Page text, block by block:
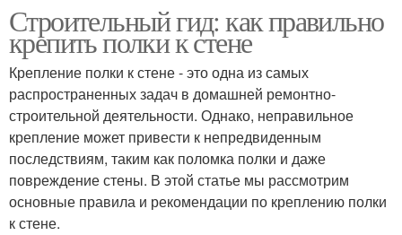
Строительный гид: как правильно
крепить полки к стене
Крепление полки к стене - это одна из самых
распространенных задач в домашней ремонтно-
строительной деятельности. Однако, неправильное
крепление может привести к непредвиденным
последствиям, таким как поломка полки и даже
повреждение стены. В этой статье мы рассмотрим
основные правила и рекомендации по креплению полки
к стене.